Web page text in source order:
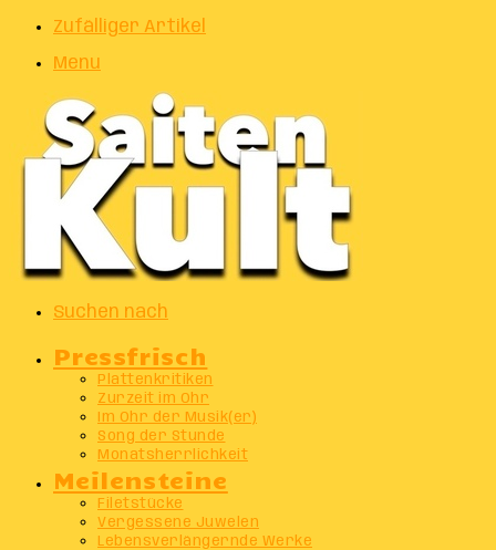
Zufälliger Artikel
Menu
Suchen nach
Pressfrisch
Plattenkritiken
Zurzeit im Ohr
Im Ohr der Musik(er)
Song der Stunde
Monatsherrlichkeit
Meilensteine
Filetstücke
Vergessene Juwelen
Lebensverlängernde Werke